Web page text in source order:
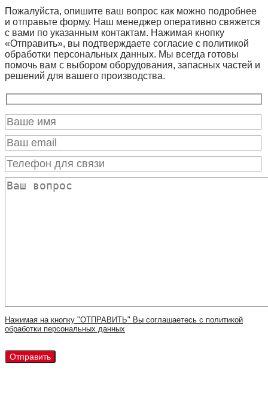
Пожалуйста, опишите ваш вопрос как можно подробнее
и отправьте форму. Наш менеджер оперативно свяжется
с вами по указанным контактам. Нажимая кнопку
«Отправить», вы подтверждаете согласие с политикой
обработки персональных данных. Мы всегда готовы
помочь вам с выбором оборудования, запасных частей и
решений для вашего производства.
Нажимая на кнопку "ОТПРАВИТЬ" Вы соглашаетесь с политикой
обработки персональных данных